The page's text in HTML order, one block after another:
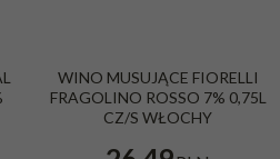
WINO MUSUJĄCE FIORELLI
FRAGOLINO ROSSO 7% 0,75L
CZ/S WŁOCHY